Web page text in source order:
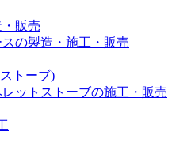
販売
の製造・施工・販売
トーブ)
ットストーブの施工・販売